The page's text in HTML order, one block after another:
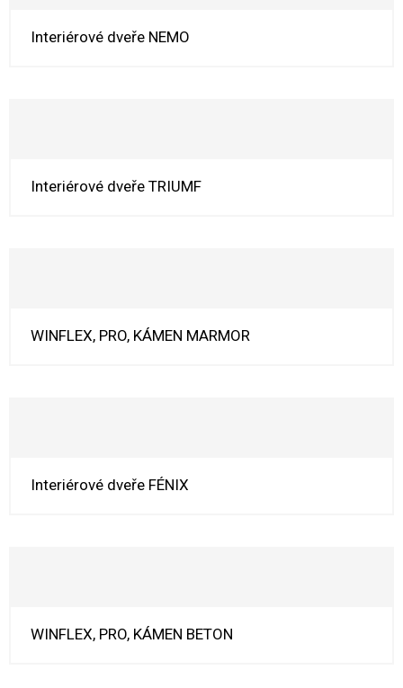
Interiérové dveře NEMO
Interiérové dveře TRIUMF
WINFLEX, PRO, KÁMEN MARMOR
Interiérové dveře FÉNIX
WINFLEX, PRO, KÁMEN BETON